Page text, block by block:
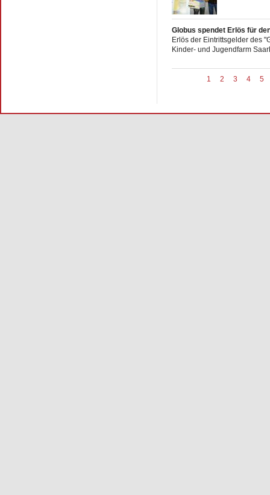
Globus spendet Erlös für
Erlös der Eintrittsgelder des
Kinder- und Jugendfarm
1 2 3 4 5